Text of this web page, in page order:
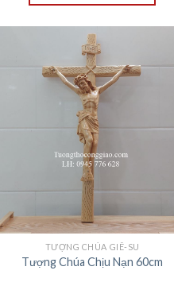
TƯỢNG CHÚA GIÊ-SU
Tượng Chúa Chịu Nạn 60cm